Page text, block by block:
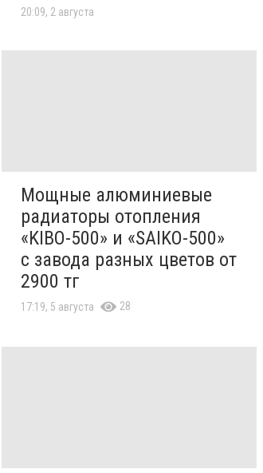
20:09, 2 августа
Мощные алюминиевые
радиаторы отопления
«KIBO-500» и «SAIKO-500»
с завода разных цветов от
2900 тг
17:19, 5 августа 28